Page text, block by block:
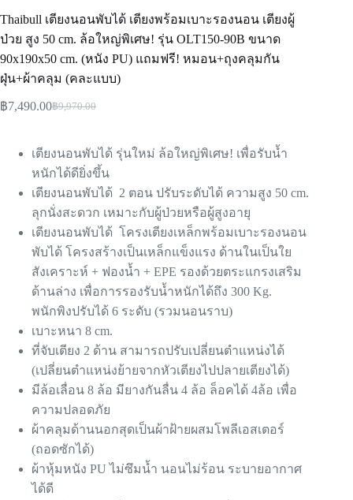
Thaibull เตียงนอนพับได้ เตียงพร้อมเบาะรองนอน เตียงผู้
ป่วย สูง 50 cm. ล้อใหญ่พิเศษ! รุ่น OLT150-90B ขนาด
90x190x50 cm. (หนัง PU) แถมฟรี! หมอน+ถุงคลุมกัน
ฝุ่น+ผ้าคลุม (คละแบบ)
฿9,970.00
฿7,490.00
เตียงนอนพับได้ รุ่นใหม่ ล้อใหญ่พิเศษ! เพื่อรับน้ำ
หนักได้ดียิ่งขึ้น
เตียงนอนพับได้ 2 ตอน ปรับระดับได้ ความสูง 50 cm.
ลุกนั่งสะดวก เหมาะกับผู้ป่วยหรือผู้สูงอายุ
เตียงนอนพับได้ โครงเตียงเหล็กพร้อมเบาะรองนอน
พับได้ โครงสร้างเป็นเหล็กแข็งแรง ด้านในเป็นใย
สังเคราะห์ + ฟองน้ำ + EPE รองด้วยตระแกรงเสริม
ด้านล่าง เพื่อการรองรับน้ำหนักได้ถึง 300 Kg.
พนักพิงปรับได้ 6 ระดับ (รวมนอนราบ)
เบาะหนา 8 cm.
ที่จับเตียง 2 ด้าน สามารถปรับเปลี่ยนตำแหน่งได้
(เปลี่ยนตำแหน่งย้ายจากหัวเตียงไปปลายเตียงได้)
มีล้อเลื่อน 8 ล้อ มียางกันลื่น 4 ล้อ ล็อคได้ 4ล้อ เพื่อ
ความปลอดภัย
ผ้าคลุมด้านนอกสุดเป็นผ้าฝ้ายผสมโพลีเอสเตอร์
(ถอดซักได้)
ผ้าหุ้มหนัง PU ไม่ซึมน้ำ นอนไม่ร้อน ระบายอากาศ
ได้ดี